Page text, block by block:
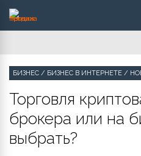
БИЗНЕС / БИЗНЕС В ИНТЕРНЕТЕ /
Торговля
брокера или на
выбрать?